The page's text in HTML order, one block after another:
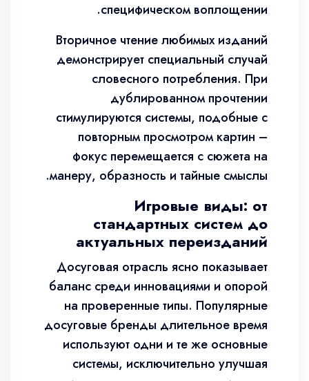
специфическом воплощении.
Вторичное чтение любимых изданий
демонстрирует специальный случай
словесного потребления. При
дублированном прочтении
стимулируются системы, подобные с
повторным просмотром картин –
фокус перемещается с сюжета на
манеру, образность и тайные смыслы.
Игровые виды: от
стандартных систем до
актуальных переизданий
Досуговая отрасль ясно показывает
баланс среди инновациями и опорой
на проверенные типы. Популярные
досуговые бренды длительное время
используют одни и те же основные
системы, исключительно улучшая